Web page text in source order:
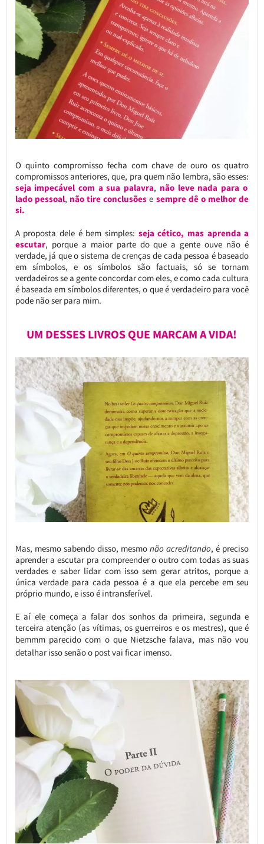
O quinto compromisso fecha com chave de ouro os quatro
compromissos anteriores, que, pra quem não lembra, são esses:
seja impecável com a sua palavra, não leve nada para o
lado pessoal, não tire conclusões e sempre dê o melhor de
si.
A proposta dele é bem simples: seja cético, mas aprenda a
escutar, porque a maior parte do que a gente ouve não é
verdade, já que o sistema de crenças de cada pessoa é baseado
em símbolos, e os símbolos são factuais, só se tornam
verdadeiros se a gente concordar com eles, e como cada cultura
é baseada em símbolos diferentes, o que é verdadeiro para você
pode não ser para mim.
UM DESSES LIVROS QUE MARCAM A VIDA!
Mas, mesmo sabendo disso, mesmonão acreditando, é preciso
aprender a escutar pra compreender o outro com todas as suas
verdades e saber lidar com isso sem gerar atritos, porque a
única verdade para cada pessoa é a que ela percebe em seu
próprio mundo, e isso é intransferível.
E aí ele começa a falar dos sonhos da primeira, segunda e
terceira atenção (as vítimas, os guerreiros e os mestres), que é
bemmm parecido com o que Nietzsche falava, mas nãovou
detalhar isso senão o post vai ficar imenso.